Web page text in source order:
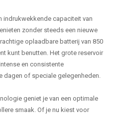
indrukwekkende capaciteit van
zonder steeds een nieuwe
oplaadbare batterij van 850
kunt benutten. Het grote reservoir
en consistente
dagen of speciale gelegenheden.
geniet je van een optimale
smaak. Of je nu kiest voor